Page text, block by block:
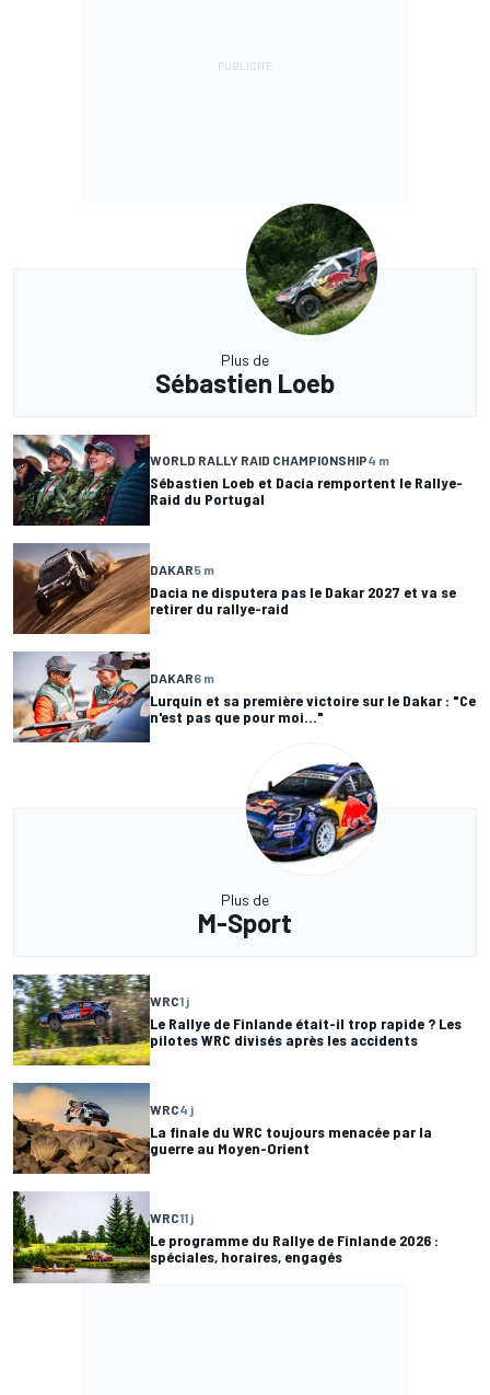
Plus de
Sébastien Loeb
WORLD RALLY RAID CHAMPIONSHIP4 m
Sébastien Loeb et Dacia remportent le Rallye-
Raid du Portugal
DAKAR5 m
Dacia ne disputera pas le Dakar 2027 et va se
retirer du rallye-raid
DAKAR6 m
Lurquin et sa première victoire sur le Dakar : "Ce
n'est pas que pour moi..."
Plus de
M-Sport
WRC1 j
Le Rallye de Finlande était-il trop rapide ? Les
pilotes WRC divisés après les accidents
WRC4 j
La finale du WRC toujours menacée par la
guerre au Moyen-Orient
WRC11 j
Le programme du Rallye de Finlande 2026 :
spéciales, horaires, engagés